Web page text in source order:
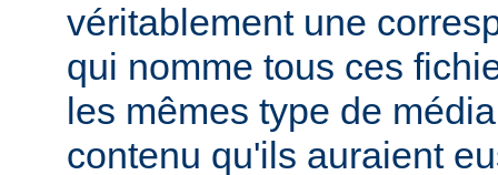
véritablement une
qui nomme tous ces
les mêmes type de
contenu qu'ils auraient